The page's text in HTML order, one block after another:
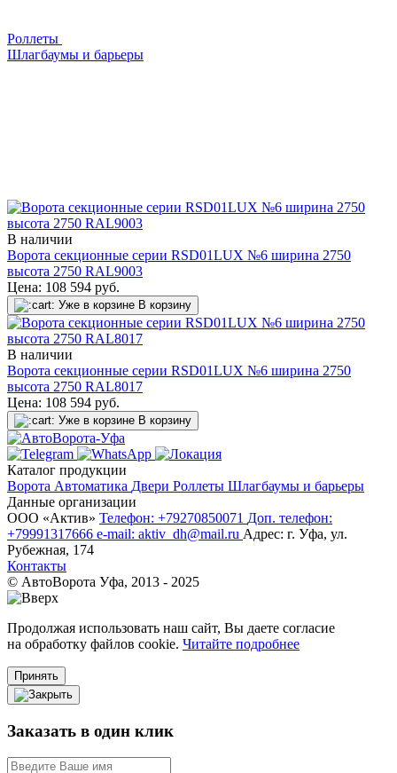
Роллеты
Шлагбаумы и барьеры
В наличии
Ворота секционные серии RSD01LUX №6 ширина 2750
высота 2750 RAL9003
Цена: 108 594 руб.
Уже в корзине В корзину
В наличии
Ворота секционные серии RSD01LUX №6 ширина 2750
высота 2750 RAL8017
Цена: 108 594 руб.
Уже в корзине В корзину
Каталог продукции
Ворота Автоматика Двери Роллеты Шлагбаумы и барьеры
Данные организации
ООО «‎Актив»‎ Телефон: +79270850071 Доп. телефон:
+79991317666 e-mail: aktiv_dh@mail.ru Адрес: г. Уфа, ул.
Рубежная, 174
Контакты
© АвтоВорота Уфа, 2013 - 2025
Продолжая использовать наш сайт, Вы даете согласие
на обработку файлов cookie. Читайте подробнее
Принять
Заказать в один клик